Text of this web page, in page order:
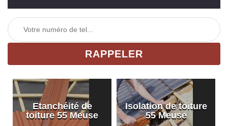
Etanchéité de
toiture 55 Meuse
Isolation de toiture
55 Meuse